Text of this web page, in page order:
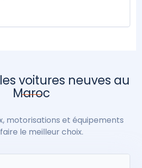
voitures neuves au
Maroc
motorisations et équipements
le meilleur choix.